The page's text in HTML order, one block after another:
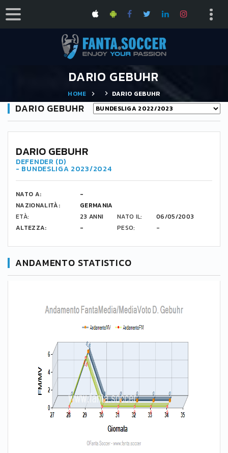
DARIO GEBUHR
HOME DARIO GEBUHR
DARIO GEBUHR
-
DARIO GEBUHR
DEFENDER (D)
- BUNDESLIGA 2023/2024
NATO A:
-
NAZIONALITÀ:
GERMANIA
ETÀ:
23 ANNI NATO IL:
06/05/2003
ALTEZZA:
- PESO: -
ANDAMENTO STATISTICO